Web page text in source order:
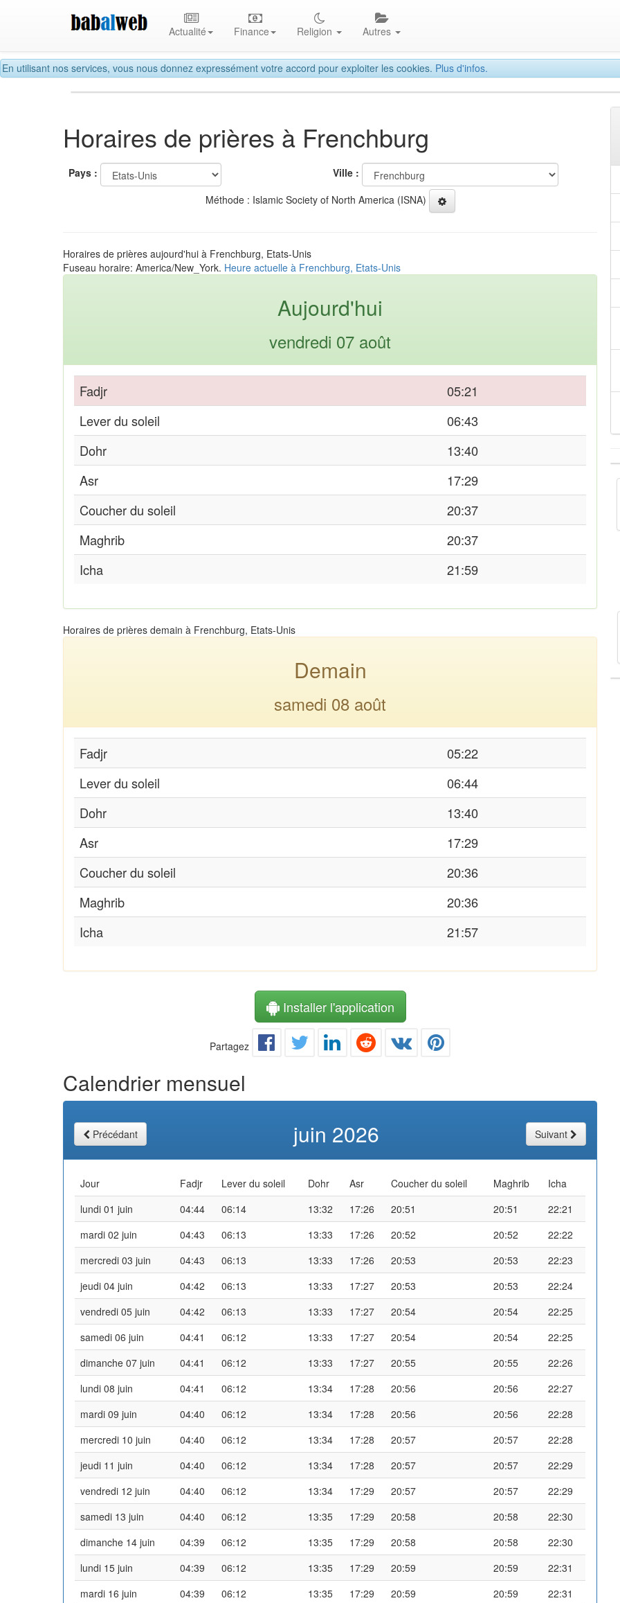
En utilisant nos services, vous nous donnez expressément votre accord pour exploiter les cookies. Plus d'infos.
Actualité Finance Religion Autres
Horaires de prières à Frenchburg
Pays :
Ville :
Méthode : Islamic Society of North America (ISNA)
Horaires de prières aujourd'hui à Frenchburg, Etats-Unis
Fuseau horaire: America/New_York. Heure actuelle à Frenchburg, Etats-Unis
Aujourd'hui
vendredi 07 août
Fadjr
05:21
Lever du soleil
06:43
Dohr
13:40
Asr
17:29
Coucher du soleil
20:37
Maghrib
20:37
Icha
21:59
Horaires de prières demain à Frenchburg, Etats-Unis
Demain
samedi 08 août
Fadjr
05:22
Lever du soleil
06:44
Dohr
13:40
Asr
17:29
Coucher du soleil
20:36
Maghrib
20:36
Icha
21:57
Installer l'application
Partagez
Calendrier mensuel
Précédant juin 2026 Suivant
Jour Fadjr Lever du soleil Dohr Asr Coucher du soleil Maghrib
Icha
lundi 01 juin
04:44 06:14 13:32 17:26 20:51 20:51
22:21
mardi 02 juin
04:43 06:13 13:33 17:26 20:52 20:52
22:22
mercredi 03 juin
04:43 06:13 13:33 17:26 20:53 20:53
22:23
jeudi 04 juin
04:42 06:13 13:33 17:27 20:53 20:53
22:24
vendredi 05 juin
04:42 06:13 13:33 17:27 20:54 20:54
22:25
samedi 06 juin
04:41 06:12 13:33 17:27 20:54 20:54
22:25
dimanche 07 juin
04:41 06:12 13:33 17:27 20:55 20:55
22:26
lundi 08 juin
04:41 06:12 13:34 17:28 20:56 20:56
22:27
mardi 09 juin
04:40 06:12 13:34 17:28 20:56 20:56
22:28
mercredi 10 juin
04:40 06:12 13:34 17:28 20:57 20:57
22:28
jeudi 11 juin
04:40 06:12 13:34 17:28 20:57 20:57
22:29
vendredi 12 juin
04:40 06:12 13:34 17:29 20:57 20:57
22:29
samedi 13 juin
04:40 06:12 13:35 17:29 20:58 20:58
22:30
dimanche 14 juin
04:39 06:12 13:35 17:29 20:58 20:58
22:30
lundi 15 juin
04:39 06:12 13:35 17:29 20:59 20:59
22:31
mardi 16 juin
04:39 06:12 13:35 17:29 20:59 20:59
22:31